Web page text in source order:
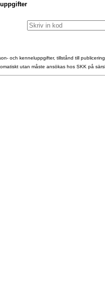
och kenneluppgifter, tillstånd till
utan måste ansökas hos SKK på